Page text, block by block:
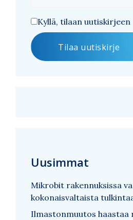
Kyllä, tilaan uutiskirjeen
Uusimmat
Mikrobit rakennuksissa
kokonaisvaltaista
Ilmastonmuutos haastaa